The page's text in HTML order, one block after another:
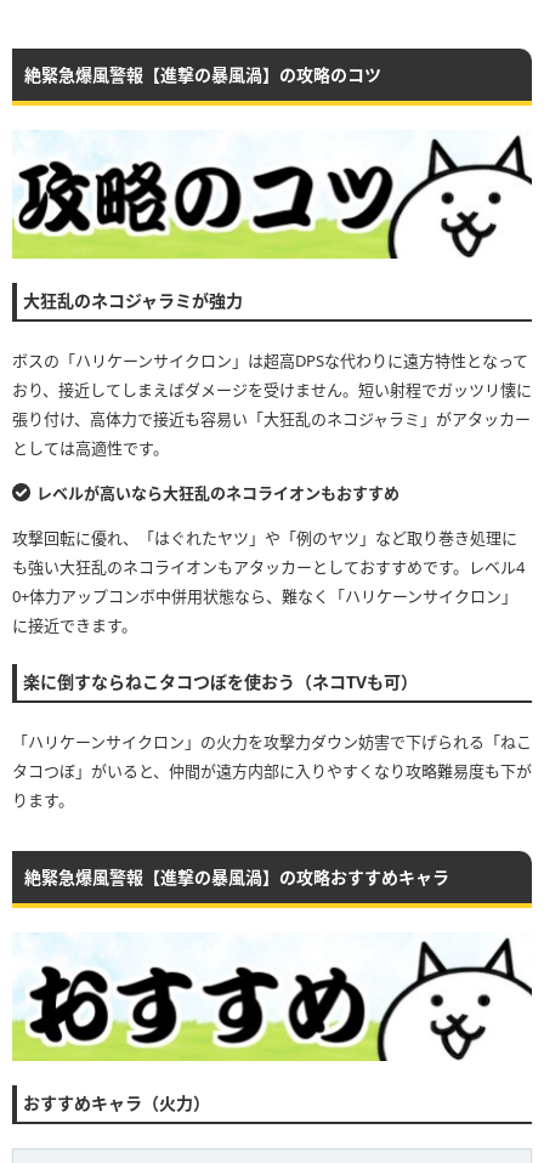
絶緊急爆風警報【進撃の暴風渦】の攻略のコツ
大狂乱のネコジャラミが強力
ボスの「ハリケーンサイクロン」は超高DPSな代わりに遠方特性となって
おり、接近してしまえばダメージを受けません。短い射程でガッツリ懐に
張り付け、高体力で接近も容易い「大狂乱のネコジャラミ」がアタッカー
としては高適性です。
レベルが高いなら大狂乱のネコライオンもおすすめ
攻撃回転に優れ、「はぐれたヤツ」や「例のヤツ」など取り巻き処理に
も強い大狂乱のネコライオンもアタッカーとしておすすめです。レベル4
0+体力アップコンボ中併用状態なら、難なく「ハリケーンサイクロン」
に接近できます。
楽に倒すならねこタコつぼを使おう（ネコTVも可）
「ハリケーンサイクロン」の火力を攻撃力ダウン妨害で下げられる「ねこ
タコつぼ」がいると、仲間が遠方内部に入りやすくなり攻略難易度も下が
ります。
絶緊急爆風警報【進撃の暴風渦】の攻略おすすめキャラ
おすすめキャラ（火力）